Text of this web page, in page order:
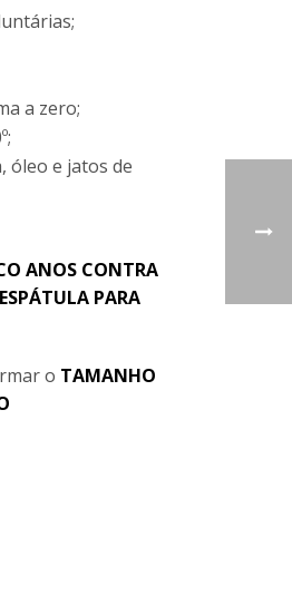
a zero;
óleo e jatos de
ANOS CONTRA
PARA
o TAMANHO